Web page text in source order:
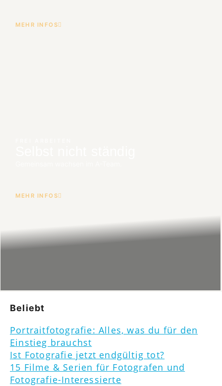
MEHR INFOS
MEHR INFOS
Beliebt
Portraitfotografie: Alles, was du für den
Einstieg brauchst
Ist Fotografie jetzt endgültig tot?
15 Filme & Serien für Fotografen und
Fotografie-Interessierte